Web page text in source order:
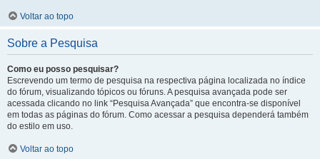
Voltar ao topo
Sobre a Pesquisa
Como eu posso pesquisar?
Escrevendo um termo de pesquisa na respectiva página localizada no índice
do fórum, visualizando tópicos ou fóruns. A pesquisa avançada pode ser
acessada clicando no link “Pesquisa Avançada” que encontra-se disponível
em todas as páginas do fórum. Como acessar a pesquisa dependerá também
do estilo em uso.
Voltar ao topo